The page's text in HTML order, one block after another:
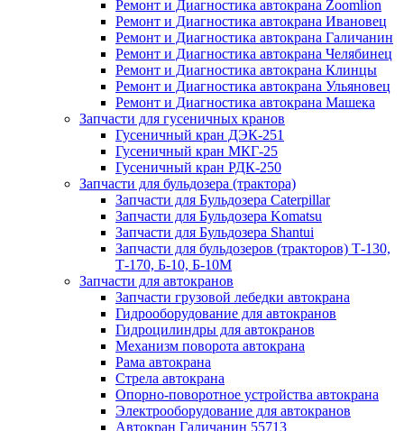
Ремонт и Диагностика автокрана Zoomlion
Ремонт и Диагностика автокрана Ивановец
Ремонт и Диагностика автокрана Галичанин
Ремонт и Диагностика автокрана Челябинец
Ремонт и Диагностика автокрана Клинцы
Ремонт и Диагностика автокрана Ульяновец
Ремонт и Диагностика автокрана Машека
Запчасти для гусеничных кранов
Гусеничный кран ДЭК-251
Гусеничный кран МКГ-25
Гусеничный кран РДК-250
Запчасти для бульдозера (трактора)
Запчасти для Бульдозера Caterpillar
Запчасти для Бульдозера Komatsu
Запчасти для Бульдозера Shantui
Запчасти для бульдозеров (тракторов) Т-130,
Т-170, Б-10, Б-10М
Запчасти для автокранов
Запчасти грузовой лебедки автокрана
Гидрооборудование для автокранов
Гидроцилиндры для автокранов
Механизм поворота автокрана
Рама автокрана
Стрела автокрана
Опорно-поворотное устройства автокрана
Электрооборудование для автокранов
Автокран Галичанин 55713